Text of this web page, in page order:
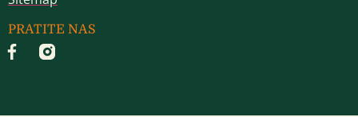
PRATITE NAS